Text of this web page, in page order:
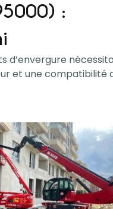
:
d’envergure
et une compatibilité